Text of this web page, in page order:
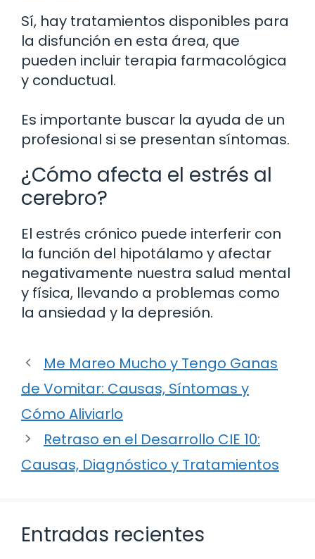
Sí, hay tratamientos disponibles para
la disfunción en esta área, que
pueden incluir terapia farmacológica
y conductual.
Es importante buscar la ayuda de un
profesional si se presentan síntomas.
¿Cómo afecta el estrés al
cerebro?
El estrés crónico puede interferir con
la función del hipotálamo y afectar
negativamente nuestra salud mental
y física, llevando a problemas como
la ansiedad y la depresión.
Me Mareo Mucho y Tengo Ganas
de Vomitar: Causas, Síntomas y
Cómo Aliviarlo
Retraso en el Desarrollo CIE 10:
Causas, Diagnóstico y Tratamientos
Entradas recientes